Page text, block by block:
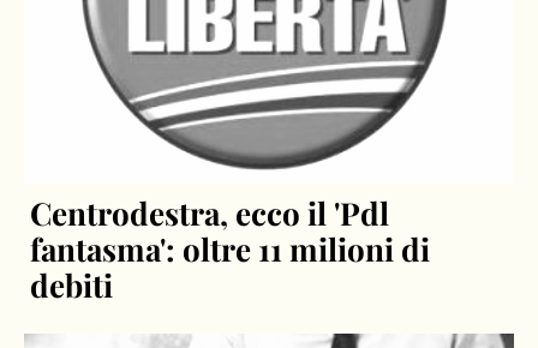
Centrodestra, ecco il 'Pdl
fantasma': oltre 11 milioni di
debiti